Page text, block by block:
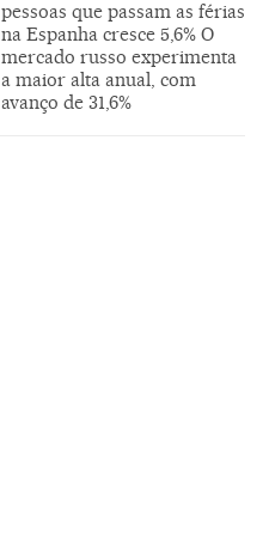
pessoas que passam as férias
na Espanha cresce 5,6% O
mercado russo experimenta
a maior alta anual, com
avanço de 31,6%